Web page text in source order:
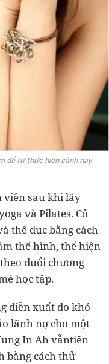
để tự thực hiện cảnh này
viên sau khi lấy
và Pilates. Cô
thể dục bằng cách
thể hình, thể hiện
đuổi chương
học tập.
diễn xuất do khó
lãnh nợ cho một
In Ah vẫntiên
bằng cách thử